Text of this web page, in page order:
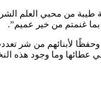
طيبة من محبي العلم
بما غنمتم من خير عميم”.
لأبنائهم من شر
عطائها وما وجود هذه